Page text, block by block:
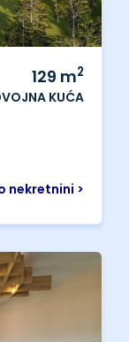
129 m2
KUĆA
nekretnini >